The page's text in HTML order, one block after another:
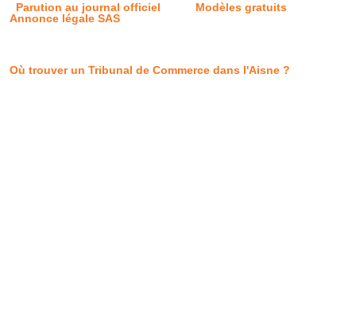
Parution au journal officiel
Modèles gratuits
Annonce légale SAS
Où trouver un Tribunal de Commerce dans l'Aisne ?